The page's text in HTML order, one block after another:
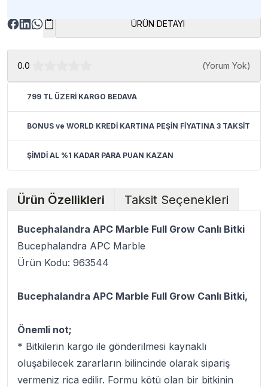
ÜRÜN DETAYI
0.0 (Yorum Yok)
799 TL ÜZERİ KARGO BEDAVA
BONUS ve WORLD KREDİ KARTINA PEŞİN FİYATINA 3 TAKSİT
ŞİMDİ AL %1 KADAR PARA PUAN KAZAN
Ürün Özellikleri Taksit Seçenekleri
Bucephalandra APC Marble Full Grow Canlı Bitki
Bucephalandra APC Marble
Ürün Kodu: 963544
Bucephalandra APC Marble Full Grow Canlı Bitki,
Önemli not;
* Bitkilerin kargo ile gönderilmesi kaynaklı
oluşabilecek zararların bilincinde olarak sipariş
vermeniz rica edilir. Formu kötü olan bir bitkinin